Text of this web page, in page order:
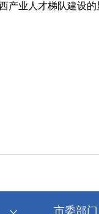
产业人才梯队建设的
市委部门